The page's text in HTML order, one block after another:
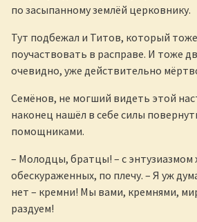
по засыпанному землёй церковнику.
Тут подбежал и Титов, который
поучаствовать в расправе. И тоже
очевидно, уже действительно
Семёнов, не могший видеть этой
наконец нашёл в себе силы
помощниками.
– Молодцы, братцы! – с энтузиазмом
обескураженных, по плечу. – Я уж
нет – кремни! Мы вами, кремнями,
раздуем!